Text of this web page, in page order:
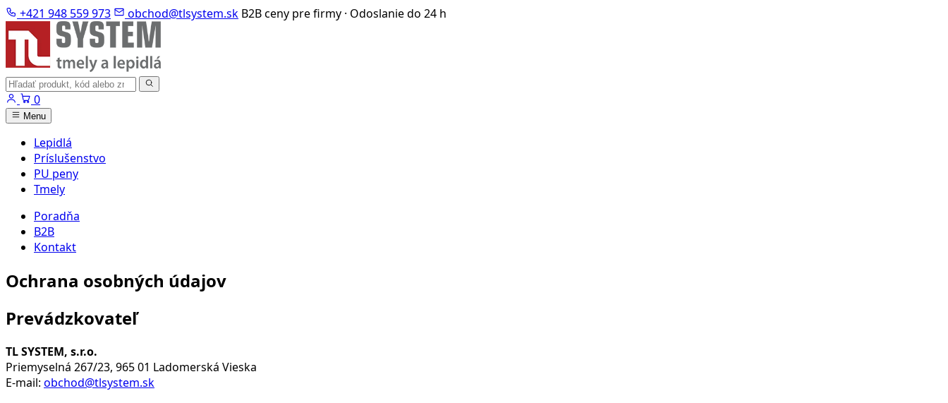
Preskočiť
na
obsah
+421 948 559 973 obchod@tlsystem.sk B2B ceny pre firmy · Odoslanie do 24 h
Hľadať
produkty
0
Menu
Lepidlá
Príslušenstvo
PU peny
Tmely
Poradňa
B2B
Kontakt
Ochrana osobných údajov
Prevádzkovateľ
TL SYSTEM, s.r.o.
Priemyselná 267/23, 965 01 Ladomerská Vieska
E-mail: obchod@tlsystem.sk